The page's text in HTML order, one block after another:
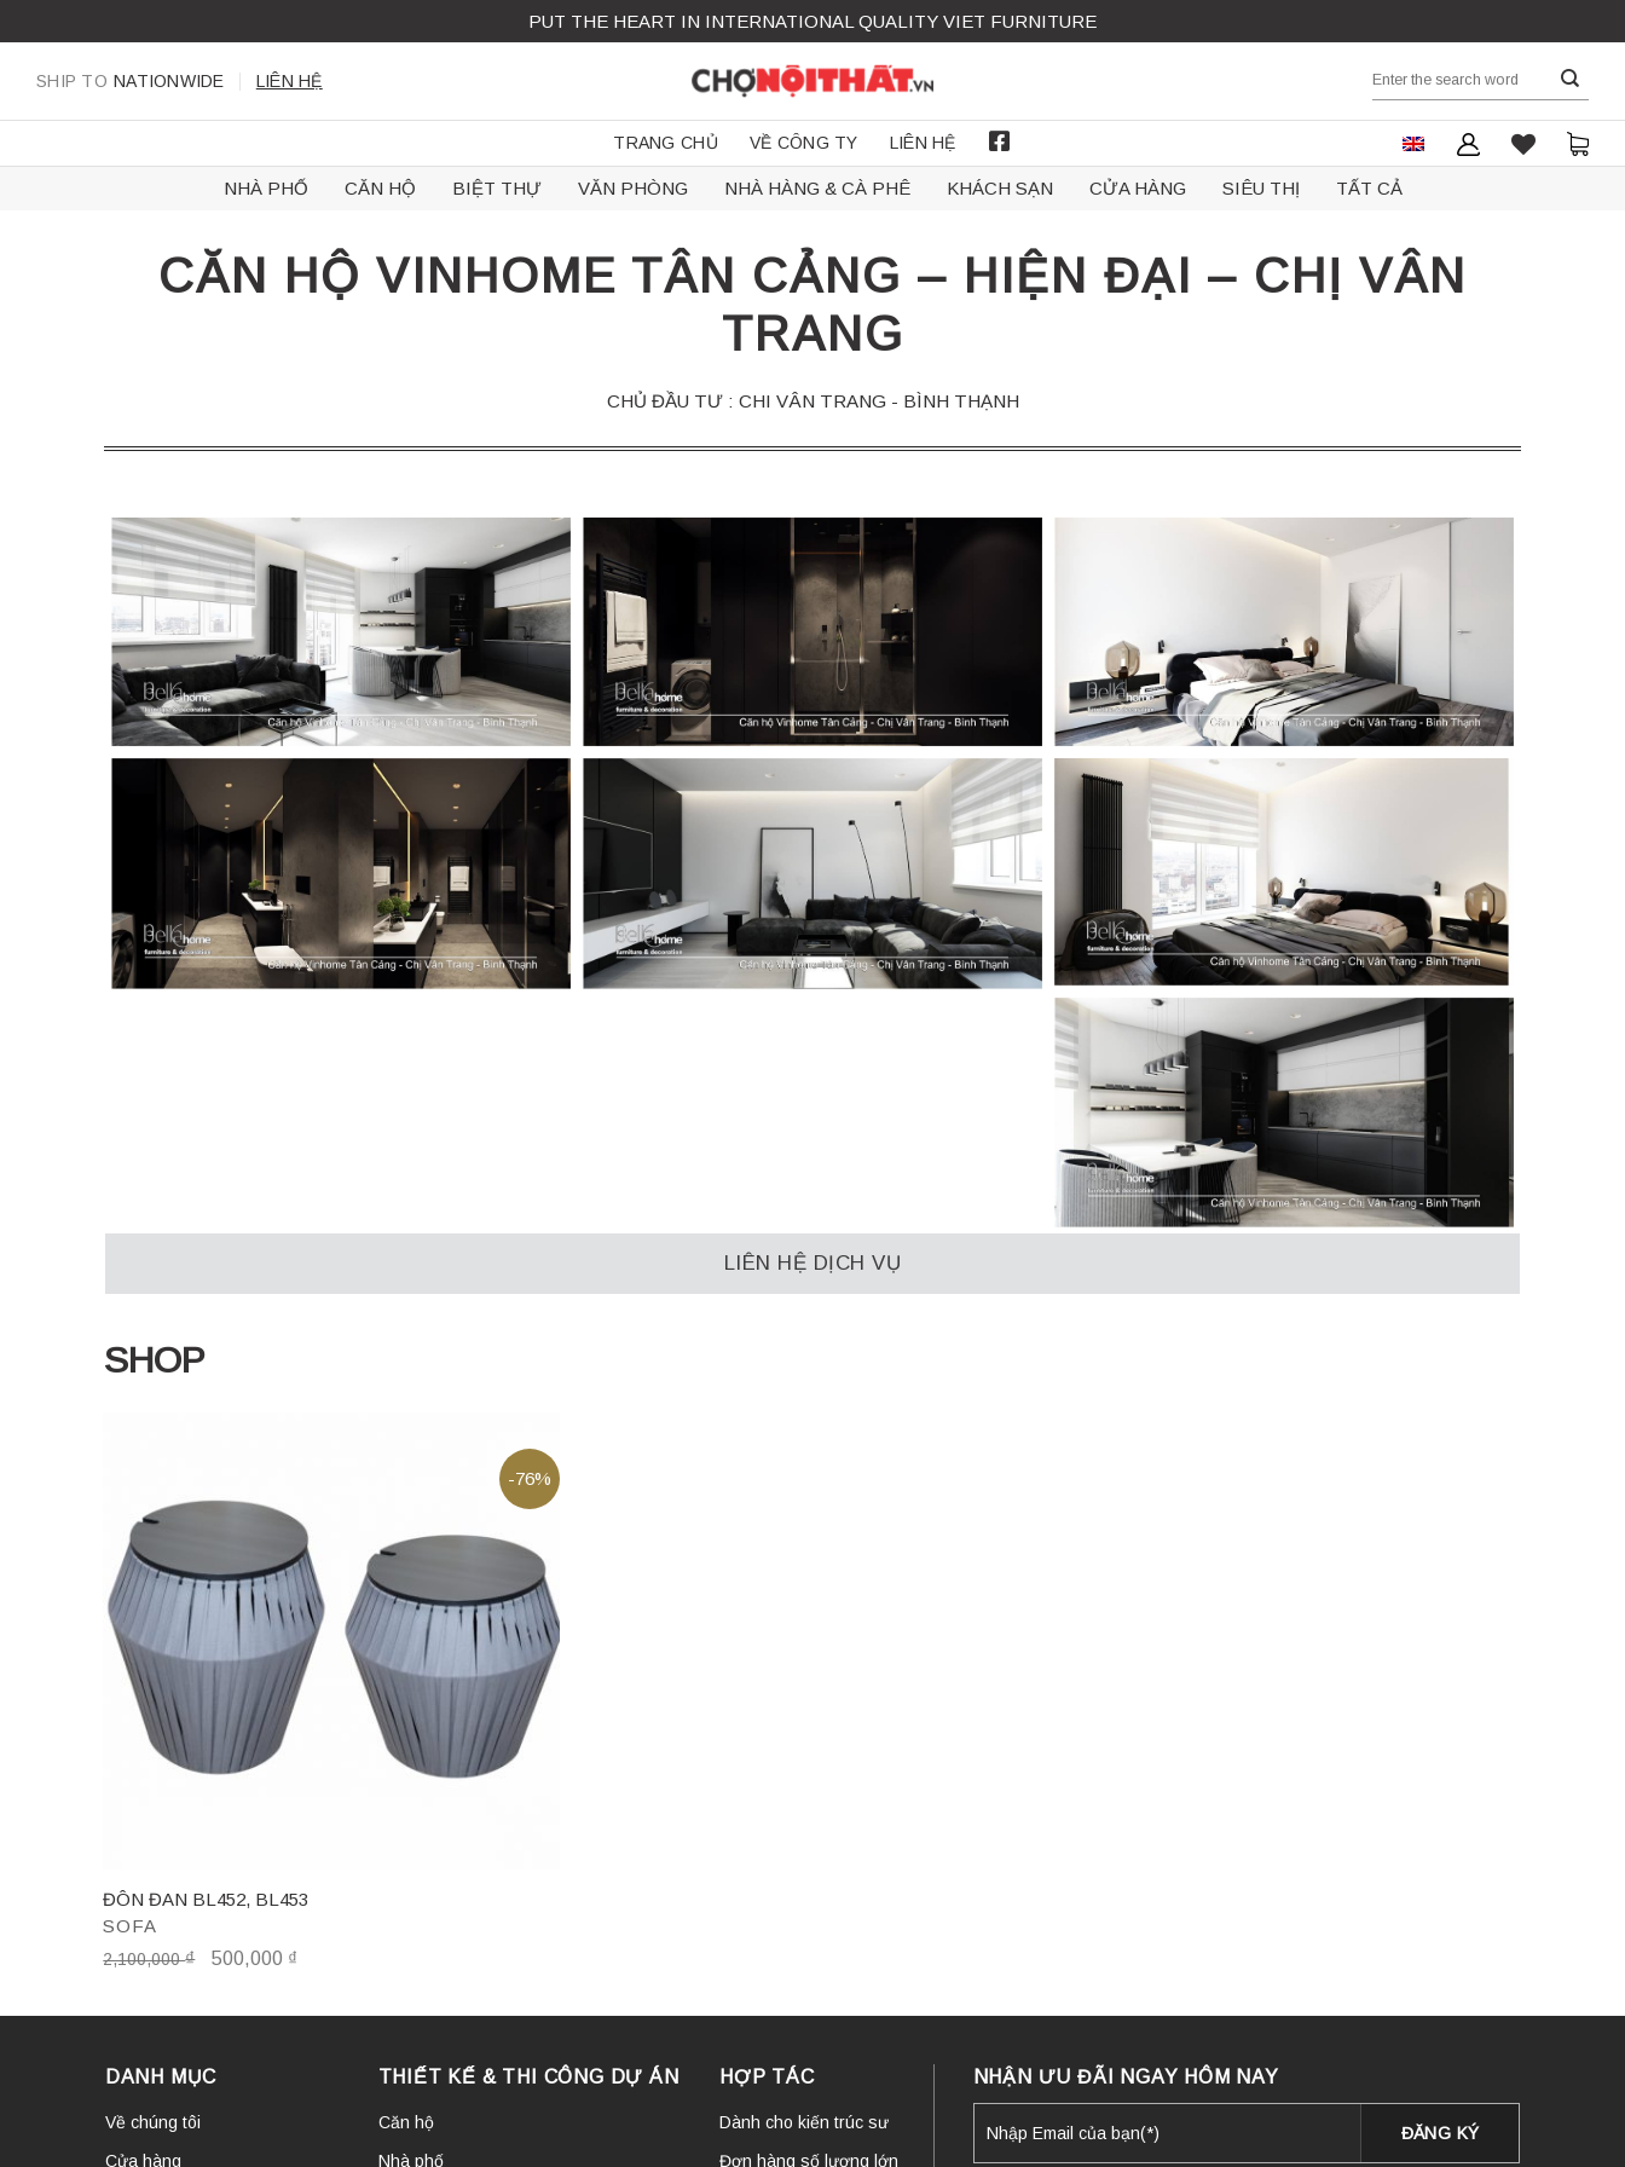
to
content
PUT THE HEART IN INTERNATIONAL QUALITY VIET FURNITURE
SHIP TO NATIONWIDE LIÊN HỆ
Search
TRANG CHỦ VỀ CÔNG TY
LIÊN HỆ
FACEBOOK
NHÀ PHỐ CĂN HỘ BIỆT THỰ VĂN PHÒNG NHÀ HÀNG & CÀ PHÊ KHÁCH SẠN CỬA HÀNG SIÊU THỊ TẤT CẢ
CĂN HỘ VINHOME TÂN CẢNG – HIỆN ĐẠI – CHỊ VÂN
TRANG
CHỦ ĐẦU TƯ : CHI VÂN TRANG - BÌNH THẠNH
LIÊN HỆ DỊCH VỤ
SHOP
-76%
SOFA
ĐÔN ĐAN BL452, BL453
2,100,000₫ 500,000 ₫
DANH MỤC
Về chúng tôi
Cửa hàng
THIẾT KẾ & THI CÔNG DỰ ÁN
Căn hộ
Nhà phố
HỢP TÁC
Dành cho kiến trúc sư
Đơn hàng số lượng lớn
NHẬN ƯU ĐÃI NGAY HÔM NAY